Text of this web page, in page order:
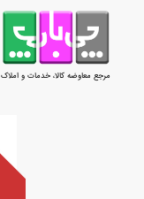
مرجع معاوضه کالا، خدمات و املاک